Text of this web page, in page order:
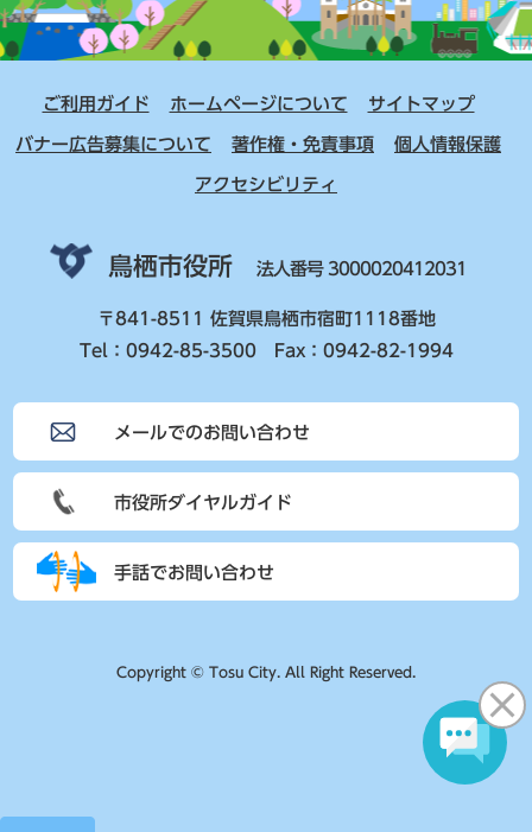
ご利用ガイド ホームページについて サイトマップ
バナー広告募集について 著作権・免責事項 個人情報保護
アクセシビリティ
鳥栖市役所 法人番号 3000020412031
〒841-8511 佐賀県鳥栖市宿町1118番地
Tel：0942-85-3500 Fax：0942-82-1994
メールでのお問い合わせ
市役所ダイヤルガイド
手話でお問い合わせ
Copyright © Tosu City. All Right Reserved.